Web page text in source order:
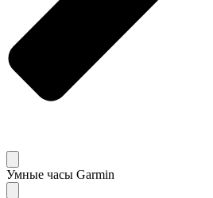
Умные часы Garmin